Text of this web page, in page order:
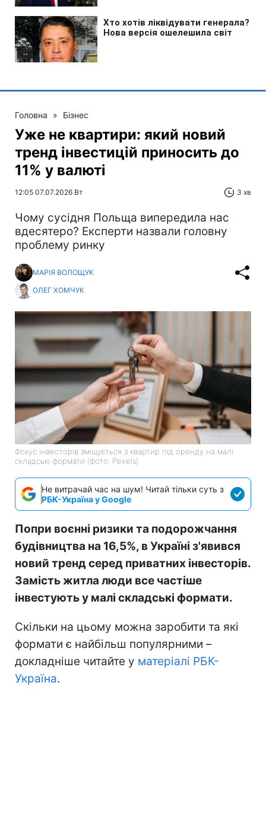
Головна » Бізнес
Уже не квартири: який новий
тренд інвестицій приносить до
11% у валюті
12:05 07.07.2026 Вт 3 хв
Чому сусідня Польща випередила нас
вдесятеро? Експерти назвали головну
проблему ринку
МАРІЯ ВОЛОЩУК
ОЛЕГ ХОМЧУК
Фокус інвесторів зміщується з квартир під оренду на малі
складські формати (фото: Pexels)
Не витрачай час на шум! Читай тільки суть з
РБК-Україна у Google
Попри воєнні ризики та подорожчання
будівництва на 16,5%, в Україні з'явився
новий тренд серед приватних інвесторів.
Замість житла люди все частіше
інвестують у малі складські формати.
Скільки на цьому можна заробити та які
формати є найбільш популярними –
докладніше читайте у матеріалі РБК-
Україна.